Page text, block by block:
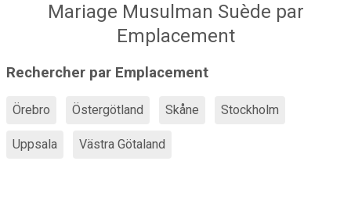
Mariage Musulman Suède par
Emplacement
Rechercher par Emplacement
Örebro Östergötland Skåne Stockholm
Uppsala Västra Götaland